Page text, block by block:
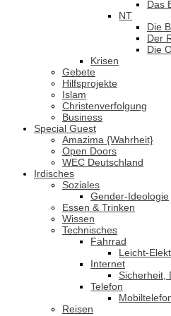
Das
NT
Die
Der
Die
Krisen
Gebete
Hilfsprojekte
Islam
Christenverfolgung
Business
Special Guest
Amazima {Wahrheit}
Open Doors
WEC Deutschland
Irdisches
Soziales
Gender-Ideologie
Essen & Trinken
Wissen
Technisches
Fahrrad
Leicht-
Internet
Sicherheit,
Telefon
Reisen